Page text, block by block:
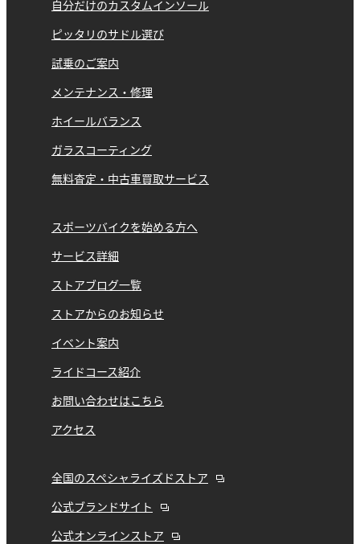
自分だけのカスタムインソール
ピッタリのサドル選び
試乗のご案内
メンテナンス・修理
ホイールバランス
ガラスコーティング
無料査定・中古車買取サービス
スポーツバイクを始める方へ
サービス詳細
ストアブログ一覧
ストアからのお知らせ
イベント案内
ライドコース紹介
お問い合わせはこちら
アクセス
全国のスペシャライズドストア
公式ブランドサイト
公式オンラインストア